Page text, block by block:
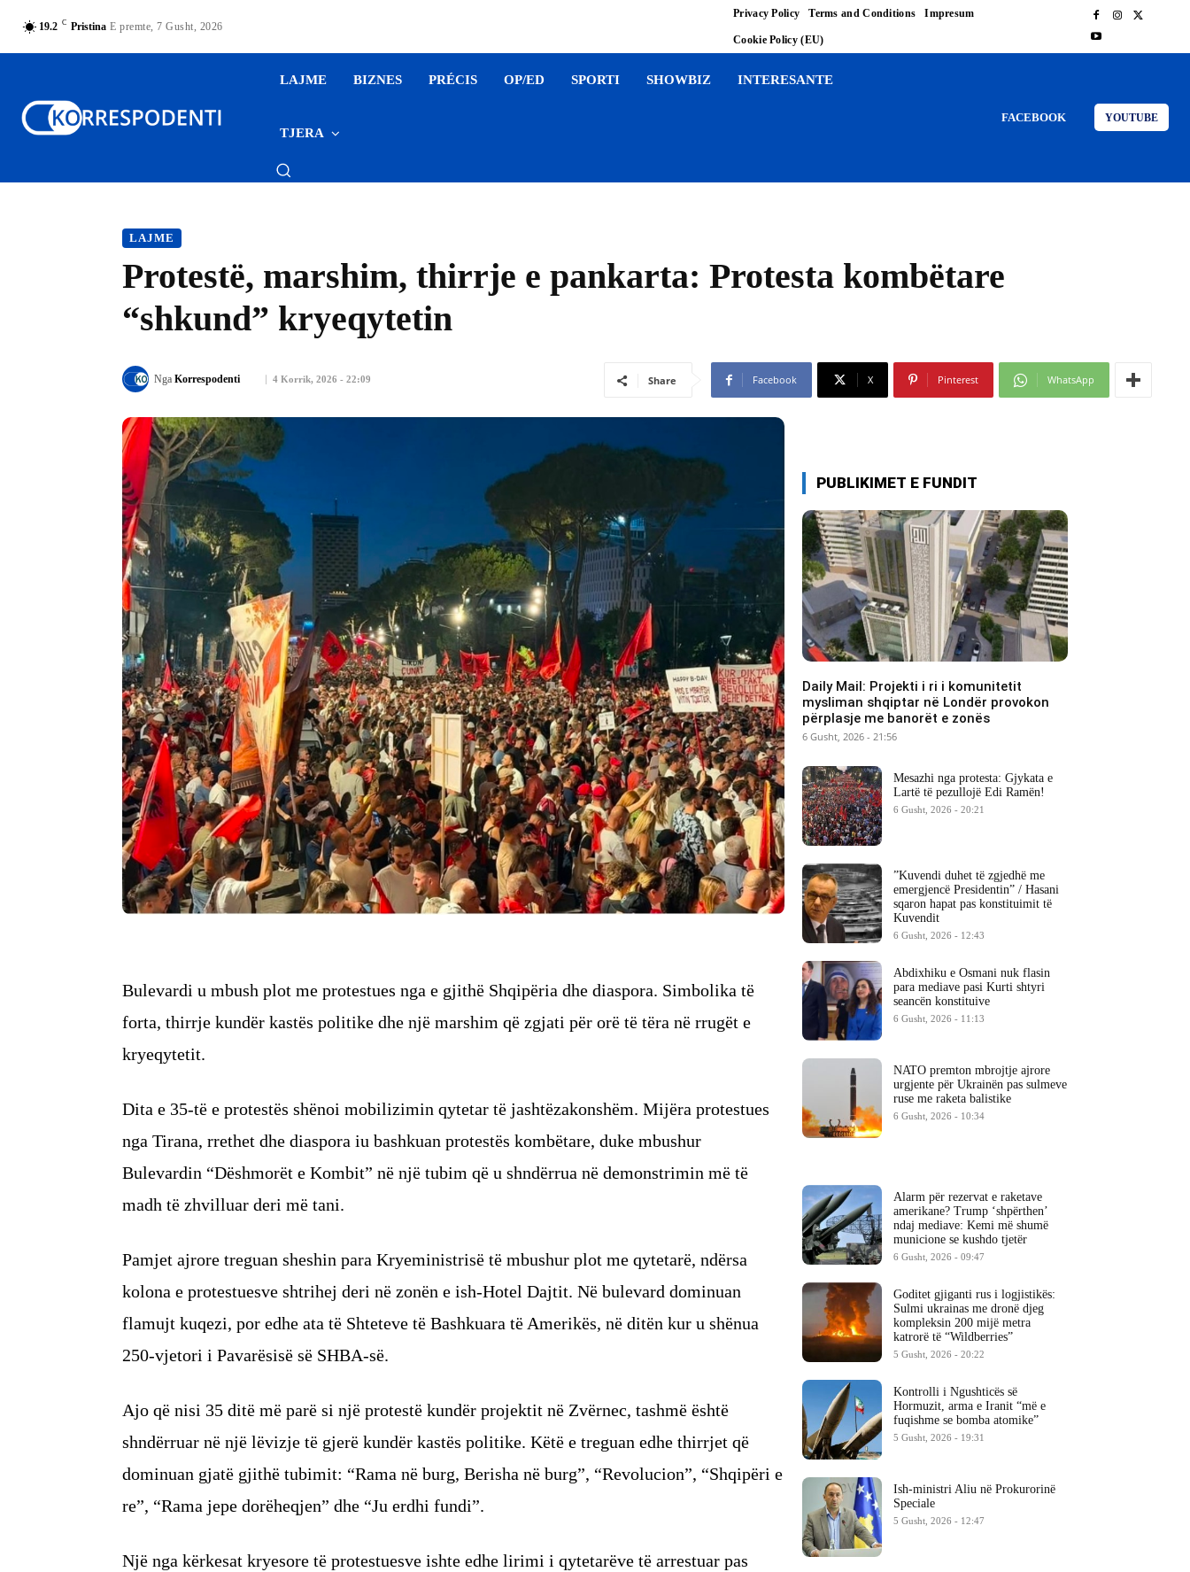
19.2 C Pristina E premte, 7 Gusht, 2026
Privacy Policy Terms and Conditions Impresum
Cookie Policy (EU)
LAJME BIZNES PRÉCIS OP/ED SPORTI SHOWBIZ INTERESANTE
TJERA
FACEBOOK YOUTUBE
LAJME
Protestë, marshim, thirrje e pankarta: Protesta kombëtare
“shkund” kryeqytetin
4 Korrik, 2026 - 22:09
Nga Korrespodenti Share Facebook X Pinterest WhatsApp
Bulevardi u mbush plot me protestues nga e gjithë Shqipëria dhe diaspora. Simbolika të
forta, thirrje kundër kastës politike dhe një marshim që zgjati për orë të tëra në rrugët e
kryeqytetit.
Dita e 35-të e protestës shënoi mobilizimin qytetar të jashtëzakonshëm. Mijëra protestues
nga Tirana, rrethet dhe diaspora iu bashkuan protestës kombëtare, duke mbushur
Bulevardin “Dëshmorët e Kombit” në një tubim që u shndërrua në demonstrimin më të
madh të zhvilluar deri më tani.
Pamjet ajrore treguan sheshin para Kryeministrisë të mbushur plot me qytetarë, ndërsa
kolona e protestuesve shtrihej deri në zonën e ish-Hotel Dajtit. Në bulevard dominuan
flamujt kuqezi, por edhe ata të Shteteve të Bashkuara të Amerikës, në ditën kur u shënua
250-vjetori i Pavarësisë së SHBA-së.
Ajo që nisi 35 ditë më parë si një protestë kundër projektit në Zvërnec, tashmë është
shndërruar në një lëvizje të gjerë kundër kastës politike. Këtë e treguan edhe thirrjet që
dominuan gjatë gjithë tubimit: “Rama në burg, Berisha në burg”, “Revolucion”, “Shqipëri e
re”, “Rama jepe dorëheqjen” dhe “Ju erdhi fundi”.
Një nga kërkesat kryesore të protestuesve ishte edhe lirimi i qytetarëve të arrestuar pas
PUBLIKIMET E FUNDIT
Daily Mail: Projekti i ri i komunitetit
mysliman shqiptar në Londër provokon
përplasje me banorët e zonës
6 Gusht, 2026 - 21:56
Mesazhi nga protesta: Gjykata e
Lartë të pezullojë Edi Ramën!
6 Gusht, 2026 - 20:21
​”Kuvendi duhet të zgjedhë me
emergjencë Presidentin” / Hasani
sqaron hapat pas konstituimit të
Kuvendit
6 Gusht, 2026 - 12:43
Abdixhiku e Osmani nuk flasin
para mediave pasi Kurti shtyri
seancën konstituive
6 Gusht, 2026 - 11:13
NATO premton mbrojtje ajrore
urgjente për Ukrainën pas sulmeve
ruse me raketa balistike
6 Gusht, 2026 - 10:34
Alarm për rezervat e raketave
amerikane? Trump ‘shpërthen’
ndaj mediave: Kemi më shumë
municione se kushdo tjetër
6 Gusht, 2026 - 09:47
Goditet gjiganti rus i logjistikës:
Sulmi ukrainas me dronë djeg
kompleksin 200 mijë metra
katrorë të “Wildberries”
5 Gusht, 2026 - 20:22
Kontrolli i Ngushticës së
Hormuzit, arma e Iranit “më e
fuqishme se bomba atomike”
5 Gusht, 2026 - 19:31
Ish-ministri ​Aliu në Prokurorinë
Speciale
5 Gusht, 2026 - 12:47